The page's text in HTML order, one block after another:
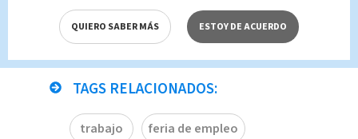
TAGS RELACIONADOS:
trabajo feria de empleo
QUIERO SABER MÁS ESTOY DE ACUERDO